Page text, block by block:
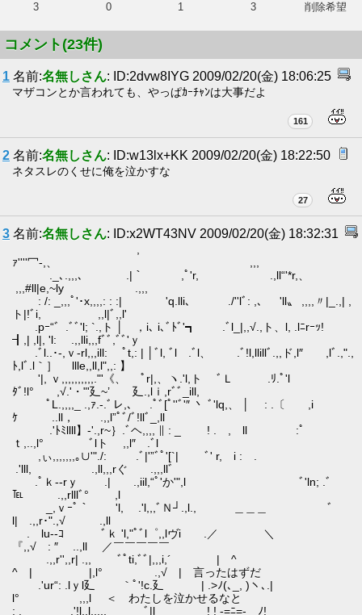
3 0 1 3 削除希望
コメント(23件)
1 名前:名無しさん: ID:2dvw8IYG 2009/02/20(金) 18:06:25
マザコンとか言われても、やっぱｶｰﾁｬﾝは大事だよ
161
2 名前:名無しさん: ID:w13lx+KK 2009/02/20(金) 18:22:50
ネタスレのくせに俺を泣かすな
27
3 名前:名無しさん: ID:x2WT43NV 2009/02/20(金) 18:32:31
ｧ''''冖-,、 ,,,
._､.,,,、 .|｀ ,ﾟ'r, .,ll“'*r,、
,,,#ll|e,~ly .,,,
: /: _,,,ﾟ'･x,,,,: : :| 'q.lli､ ./''lﾞ: ,、 'll〟 ,,,,〃|_.,| ,
ト|!ﾞi, ,,l|ﾞ,,l'
.pｰ“゛.ﾞﾞ'l; `.,ト │ ，i､ i､ﾞﾄﾞ'┓ .ﾞl_|,,√.,ト、l, .lﾆrｰｯ!
┨,| ,l|, 'l: .,,lli,,,fﾞﾞ,ﾞﾞ'ｙ
.ﾞl..･-,ｖ-rl,,,ill: ﾟt,: | │ﾞl, ﾞl .ﾞl、 .ﾞ!l,llillﾞ.,,ド,l″ ,lﾞ.,".,
ﾄ,lﾞ.l｀］ llle,,ll,l",,: 】
'|, ｖ,,,,,,,,,,."'《、 ﾟr|,、ヽ.'l,ト ﾞＬ .ﾘ.ﾟ'l
ﾀﾞ!l° ,√.'・"'廴~’ 廴.,lｉ,rﾞﾞ_ill,
ﾟL.,,,,_ .,ｧ.‐.ﾞレ,、 .ﾟﾞ[ﾟ''ﾞ'″ 丶 ﾞ'lq,、 │ : .〔 ,i
ｹ ..ll， .,,l”ﾟﾞ/ﾞ!llﾞ_,ll
.'ﾄﾐllll】-'.,r~｝.ﾞヘ,,,, ∥ : _ ! . , ll :ﾟ
ｔ,..,l° ﾞlト ,,l″ .ﾞl
,ぃ,,,,,,,｡∪'"./: .ﾞ|'”ﾞﾟ'[`| ﾞ' r, i : .
.'lll, .,ll,,,rぐ .,,,llﾞ
.ﾟｋ--rｙ .| .,iil,“ﾟ'か'",l ﾞ'ln; .ﾞ
℡ .,,rlllﾞ° ,l
_,ｖｰﾟ｀ 'l, .'l,,,ﾞＮ┘.,l., ＿＿＿ ﾞ
l| .,,r･".,√ .,ll
. lu--ｺ ﾞｋ 'l,"ﾟﾞl゜,,lヴi .／ ＼
『,,√ : ″ ..,ll ／￣￣￣￣￣
.,,r'',,r| .,, ﾞﾟti,ﾞﾞ|,,,i,´ | ^
^ | |,l° .,√ | 言ったはずだ
.'ur“: .lｙl廴 ｀ﾟ'!c.廴 | .>ﾉ(､_, )ヽ､.|
l° ,,,l ＜ わたしを泣かせるなと
: .＿ .'!l,,l,,,,,＿ ﾞ|l ! ! -=ﾆ=- ﾉ!_